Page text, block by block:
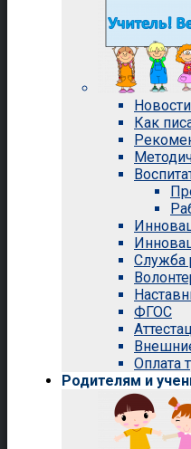
Как
Служба
ФГОС
Оплата
Родителям и